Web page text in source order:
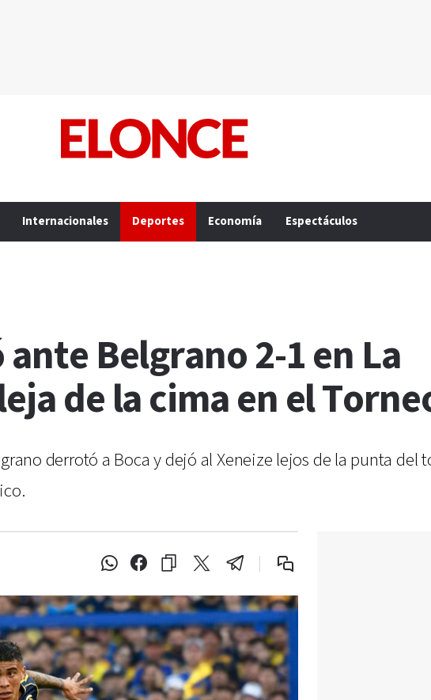
Internacionales Deportes Economía Espectáculos
Belgrano 2-1 en La
de la cima en el
derrotó a Boca y dejó al Xeneize lejos de la punta del